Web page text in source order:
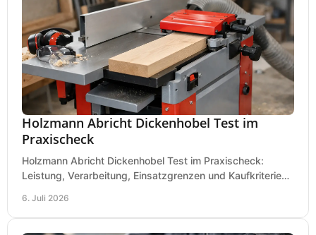
Holzmann Abricht Dickenhobel Test im
Praxischeck
Holzmann Abricht Dickenhobel Test im Praxischeck:
Leistung, Verarbeitung, Einsatzgrenzen und Kaufkriterien
6. Juli 2026